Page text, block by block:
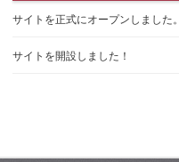
サイトを正式にオープンしました。
サイトを開設しました！